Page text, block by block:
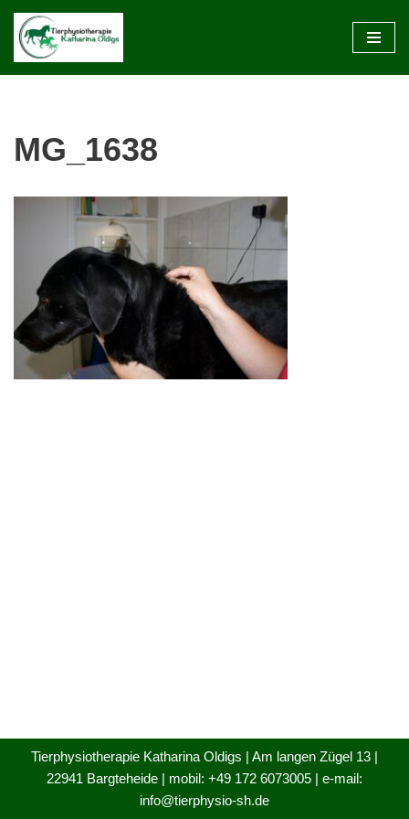
Zum
MG_1638
Tierphysiotherapie Katharina Oldigs | Am langen Zügel 13 |
22941 Bargteheide | mobil: +49 172 6073005 | e-mail:
info@tierphysio-sh.de